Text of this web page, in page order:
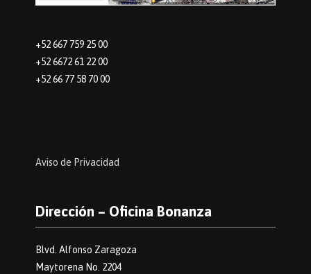
+52 667 759 25 00
+52 6672 61 22 00
+52 66 77 58 70 00
Aviso de Privacidad
Dirección – Oficina Bonanza
Blvd. Alfonso Zaragoza
Maytorena No. 2204